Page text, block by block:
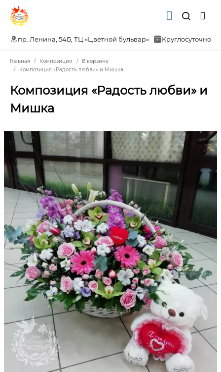
пр. Ленина, 54Б, ТЦ «Цветной бульвар» Круглосуточно
Главная Композиции
В корзине
Композиция «Радость любви» и Мишка
Композиция «Радость любви» и
Мишка